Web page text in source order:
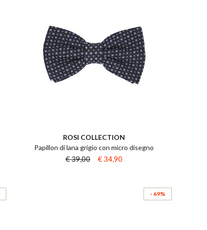
ROSI COLLECTION
Papillon di lana grigio con micro disegno
€ 39,00 € 34,90
- 69%